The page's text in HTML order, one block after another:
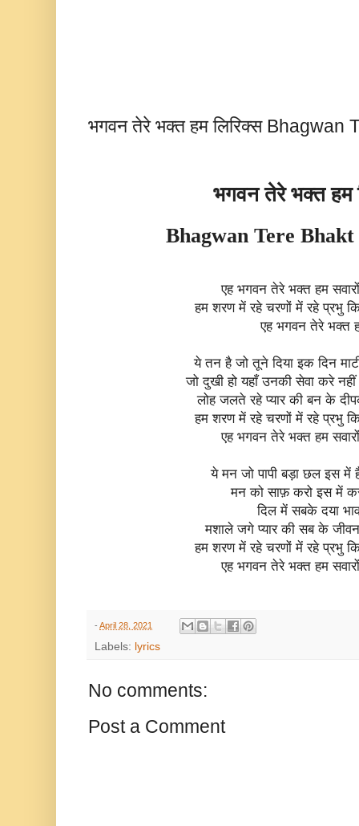
भगवन तेरे भक्त हम लिरिक्स
भगवन तेरे भक्त हम
Bhagwan Tere
एह भगवन तेरे भक्त हम
हम शरण में रहे चरणों में रहे प्रभु
एह भगवन तेरे भक्त
ये तन है जो तूने दिया इक दिन
जो दुखी हो यहाँ उनकी सेवा करे
लोह जलते रहे प्यार की बन के
हम शरण में रहे चरणों में रहे प्रभु
एह भगवन तेरे भक्त हम
ये मन जो पापी बड़ा छल इस में
मन को साफ़ करो इस में
दिल में सबके दया
मशाले जगे प्यार की सब के
हम शरण में रहे चरणों में रहे प्रभु
एह भगवन तेरे भक्त हम
- April 28, 2021
Labels: lyrics
No comments:
Post a Comment